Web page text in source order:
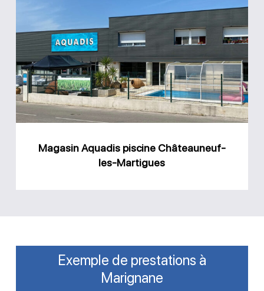
Aquadis
piscine
Châteauneuf-
les-
Martigues
Magasin Aquadis piscine Châteauneuf-
les-Martigues
Exemple de prestations à
Marignane